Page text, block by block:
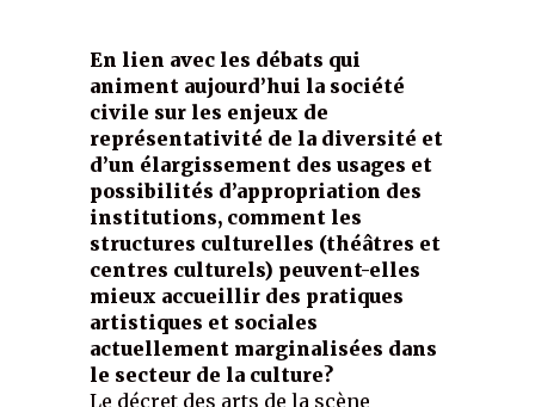
En lien avec les débats qui
animent aujourd’hui la société
civile sur les enjeux de
représentativité de la diversité et
d’un élargissement des usages et
possibilités d’appropriation des
institutions, comment les
structures culturelles (théâtres et
centres culturels) peuvent-elles
mieux accueillir des pratiques
artistiques et sociales
actuellement marginalisées dans
le secteur de la culture?
Le décret des arts de la scène